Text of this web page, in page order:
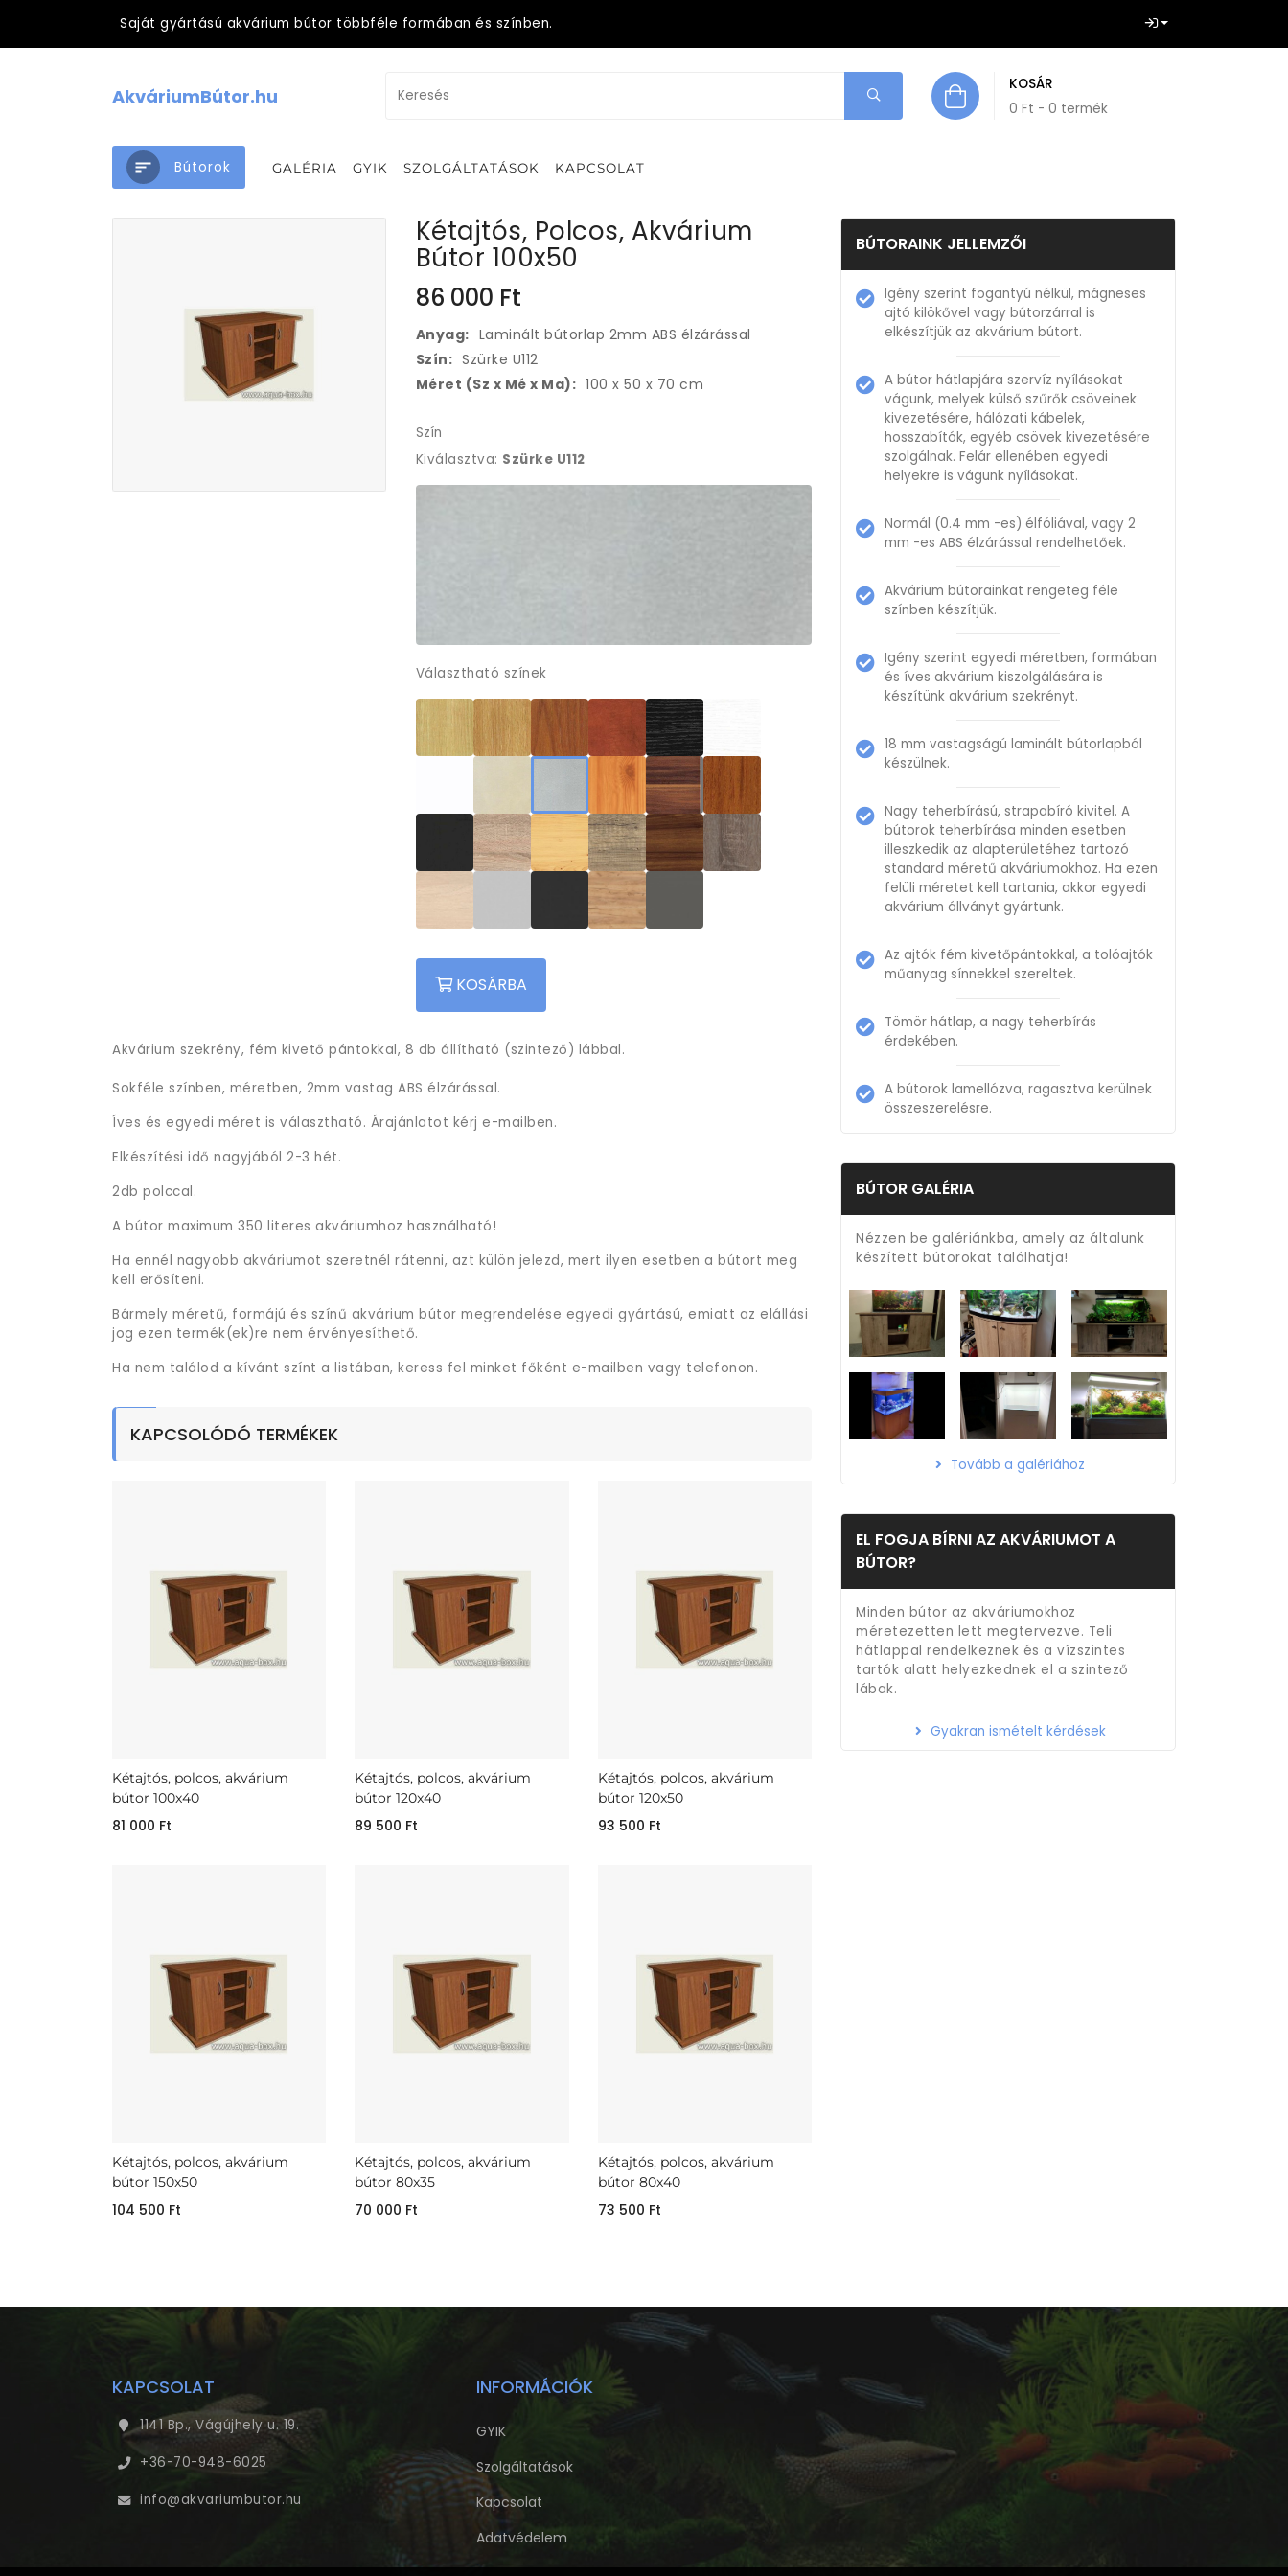
Saját gyártású akvárium bútor többféle formában és színben.
KOSÁR
0 Ft - 0 termék
AkváriumBútor.hu
Bútorok GALÉRIA GYIK SZOLGÁLTATÁSOK KAPCSOLAT
Kétajtós, Polcos, Akvárium
Bútor 100x50
86 000 Ft
Anyag: Laminált bútorlap 2mm ABS élzárással
Szín: Szürke U112
Méret (Sz x Mé x Ma): 100 x 50 x 70 cm
Szín
Kiválasztva: Szürke U112
Választható színek
KOSÁRBA
Akvárium szekrény, fém kivető pántokkal, 8 db állítható (szintező) lábbal.
Sokféle színben, méretben, 2mm vastag ABS élzárással.
Íves és egyedi méret is választható. Árajánlatot kérj e-mailben.
Elkészítési idő nagyjából 2-3 hét.
2db polccal.
A bútor maximum 350 literes akváriumhoz használható!
Ha ennél nagyobb akváriumot szeretnél rátenni, azt külön jelezd, mert ilyen esetben a bútort meg
kell erősíteni.
Bármely méretű, formájú és színű akvárium bútor megrendelése egyedi gyártású, emiatt az elállási
jog ezen termék(ek)re nem érvényesíthető.
Ha nem találod a kívánt színt a listában, keress fel minket főként e-mailben vagy telefonon.
KAPCSOLÓDÓ TERMÉKEK
Kétajtós, polcos, akvárium
bútor 100x40
81 000 Ft
Kétajtós, polcos, akvárium
bútor 120x40
89 500 Ft
Kétajtós, polcos, akvárium
bútor 120x50
93 500 Ft
Kétajtós, polcos, akvárium
bútor 150x50
104 500 Ft
Kétajtós, polcos, akvárium
bútor 80x35
70 000 Ft
Kétajtós, polcos, akvárium
bútor 80x40
73 500 Ft
BÚTORAINK JELLEMZŐI
Igény szerint fogantyú nélkül, mágneses
ajtó kilökővel vagy bútorzárral is
elkészítjük az akvárium bútort.
A bútor hátlapjára szervíz nyílásokat
vágunk, melyek külső szűrők csöveinek
kivezetésére, hálózati kábelek,
hosszabítók, egyéb csövek kivezetésére
szolgálnak. Felár ellenében egyedi
helyekre is vágunk nyílásokat.
Normál (0.4 mm -es) élfóliával, vagy 2
mm -es ABS élzárással rendelhetőek.
Akvárium bútorainkat rengeteg féle
színben készítjük.
Igény szerint egyedi méretben, formában
és íves akvárium kiszolgálására is
készítünk akvárium szekrényt.
18 mm vastagságú laminált bútorlapból
készülnek.
Nagy teherbírású, strapabíró kivitel. A
bútorok teherbírása minden esetben
illeszkedik az alapterületéhez tartozó
standard méretű akváriumokhoz. Ha ezen
felüli méretet kell tartania, akkor egyedi
akvárium állványt gyártunk.
Az ajtók fém kivetőpántokkal, a tolóajtók
műanyag sínnekkel szereltek.
Tömör hátlap, a nagy teherbírás
érdekében.
A bútorok lamellózva, ragasztva kerülnek
összeszerelésre.
BÚTOR GALÉRIA
Nézzen be galériánkba, amely az általunk
készített bútorokat találhatja!
Tovább a galériához
EL FOGJA BÍRNI AZ AKVÁRIUMOT A
BÚTOR?
Minden bútor az akváriumokhoz
méretezetten lett megtervezve. Teli
hátlappal rendelkeznek és a vízszintes
tartók alatt helyezkednek el a szintező
lábak.
Gyakran ismételt kérdések
KAPCSOLAT
1141 Bp., Vágújhely u. 19.
+36-70-948-6025
info@akvariumbutor.hu
INFORMÁCIÓK
GYIK
Szolgáltatások
Kapcsolat
Adatvédelem